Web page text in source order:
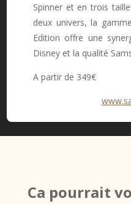
Spinner et en trois
deux univers, la
Edition offre une
Disney et la qualité
A partir de 349€
Ca pourrait